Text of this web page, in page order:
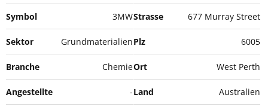
Symbol 3MW
Sektor Grundmaterialien
Branche Chemie
Angestellte -
Strasse 677 Murray Street
Plz 6005
Ort West Perth
Land Australien